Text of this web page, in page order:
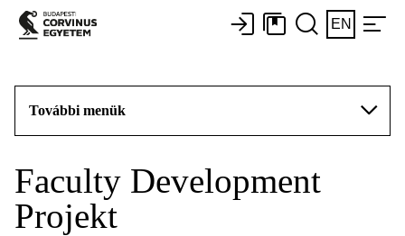
EN
További menük
Faculty Development
Projekt